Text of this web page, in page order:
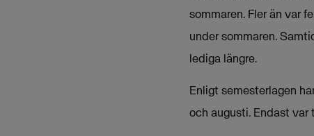
sommaren. Fler än var
under sommaren.
lediga längre.
Enligt semesterlagen
och augusti. Endast var